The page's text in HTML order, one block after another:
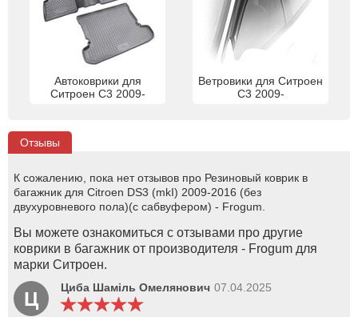
Автоковрики для
Ситроен С3 2009-
Ветровики для Ситроен
С3 2009-
Отзывы
К сожалению, пока нет отзывов про Резиновый коврик в
багажник для Citroen DS3 (mkI) 2009-2016 (без
двухуровневого пола)(с сабвуфером) - Frogum.
Вы можете ознакомиться с отзывами про другие
коврики в багажник от производителя - Frogum для
марки Ситроен.
Ц Циба Шаміль Омелянович 07.04.2025